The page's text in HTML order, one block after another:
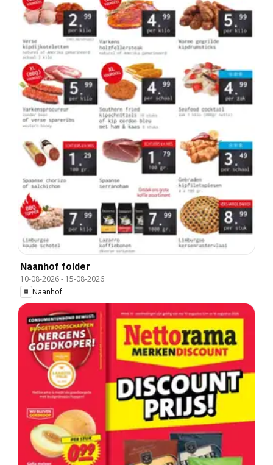
Naanhof folder
10-08-2026- 15-08-2026
Naanhof